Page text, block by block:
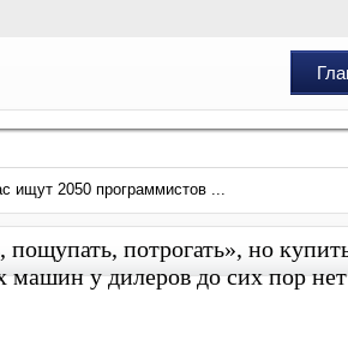
ищут 2050 программистов ...
потрогать», но
машин у дилеров до сих пор нет